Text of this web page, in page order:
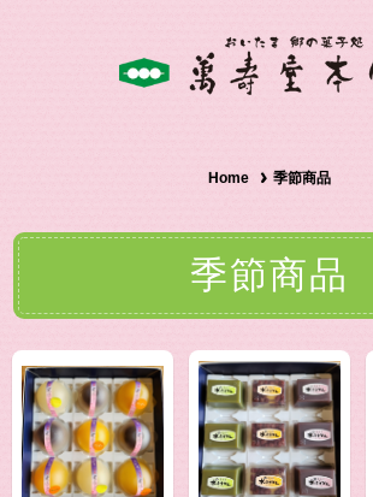
Home 季節商品
季節商品